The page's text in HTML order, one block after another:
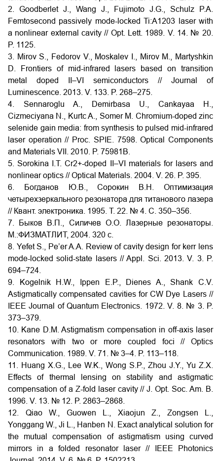
2. Goodberlet J., Wang J., Fujimoto J.G., Schulz P.A.
Femtosecond passively mode-locked Ti:A1203 laser with
a nonlinear external cavity // Opt. Lett. 1989. V. 14. № 20.
P. 1125.
3. Mirov S., Fedorov V., Moskalev I., Mirov M., Martyshkin
D. Frontiers of mid-infrared lasers based on transition
metal doped II–VI semiconductors // Journal of
Luminescence. 2013. V. 133. P. 268–275.
4. Sennaroglu A., Demirbasa U., Cankayaa H.,
Cizmeciyana N., Kurtc A., Somer M. Chromium-doped zinc
selenide gain media: from synthesis to pulsed mid-infrared
laser operation // Proc. SPIE. 7598. Optical Components
and Materials VII. 2010. P. 75981B.
5. Sorokina I.T. Cr2+-doped II–VI materials for lasers and
nonlinear optics // Optical Materials. 2004. V. 26. P. 395.
6. Богданов Ю.В., Сорокин В.Н. Оптимизация
четырехзеркального резонатора для титанового лазера
// Квант. электроника. 1995. Т. 22. № 4. С. 350–356.
7. Быков В.П., Силичев О.О. Лазерные резонаторы.
М.:ФИЗМАТЛИТ, 2004. 320 с.
8. Yefet S., Pe’er A.A. Review of cavity design for kerr lens
mode-locked solid-state lasers // Appl. Sci. 2013. V. 3. P.
694–724.
9. Kogelnik H.W., Ippen E.P., Dienes A., Shank C.V.
Astigmatically compensated cavities for CW Dye Lasers //
IEEE Journal of Quantum Electronics. 1972. V. 8. № 3. P.
373–379.
10. Kane D.M. Astigmatism compensation in off-axis laser
resonators with two or more coupled foci // Optics
Communication. 1989. V. 71. № 3–4. P. 113–118.
11. Huang X.G., Lee W.K., Wong S.P., Zhou J.Y., Yu Z.X.
Effects of thermal lensing on stability and astigmatic
compensation of a Z-fold laser cavity // J. Opt. Soc. Am. B.
1996. V. 13. № 12. P. 2863–2868.
12. Qiao W., Guowen L., Xiaojun Z., Zongsen L.,
Yonggang W., Ji L., Hanben N. Exact analytical solution for
the mutual compensation of astigmatism using curved
mirrors in a folded resonator laser // IEEE Photonics